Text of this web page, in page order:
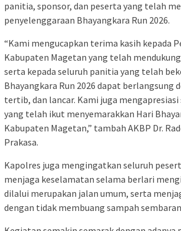
panitia, sponsor, dan peserta yang telah
penyelenggaraan Bhayangkara Run 2026.
“Kami mengucapkan terima kasih kepada
Kabupaten Magetan yang telah
serta kepada seluruh panitia yang telah
Bhayangkara Run 2026 dapat berlangsung
tertib, dan lancar. Kami juga
yang telah ikut menyemarakkan Hari
Kabupaten Magetan,” tambah AKBP Dr.
Prakasa.
Kapolres juga mengingatkan seluruh
menjaga keselamatan selama berlari
dilalui merupakan jalan umum, serta
dengan tidak membuang sampah